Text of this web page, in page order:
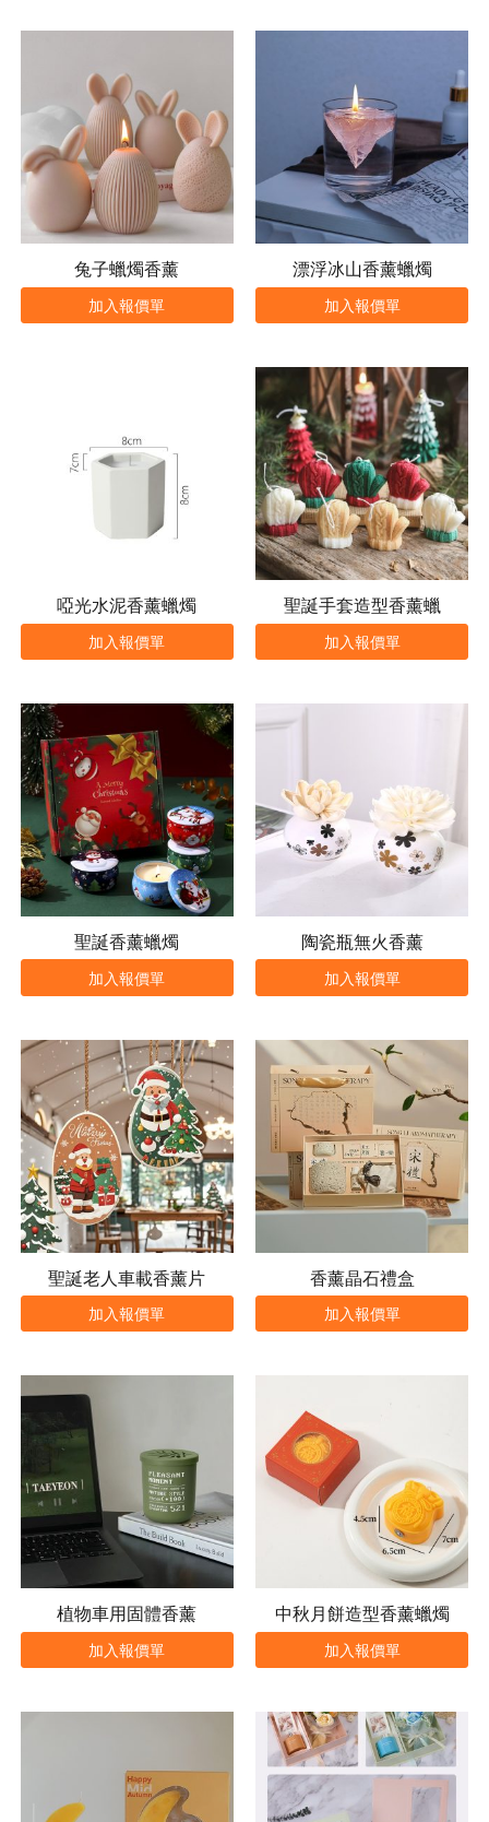
兔子蠟燭香薰
加入報價單
漂浮冰山香薰蠟燭
加入報價單
啞光水泥香薰蠟燭
加入報價單
聖誕手套造型香薰蠟
加入報價單
聖誕香薰蠟燭
加入報價單
陶瓷瓶無火香薰
加入報價單
聖誕老人車載香薰片
加入報價單
香薰晶石禮盒
加入報價單
植物車用固體香薰
加入報價單
中秋月餅造型香薰蠟燭
加入報價單